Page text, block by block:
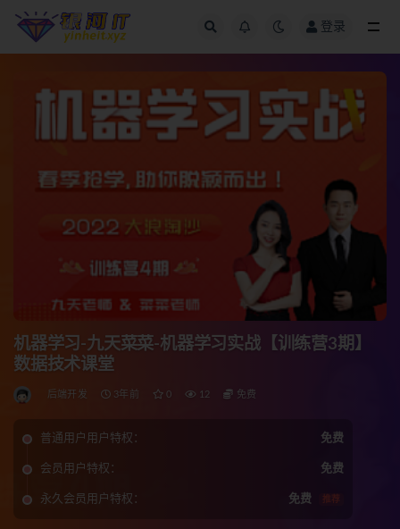
登录
机器学习-九天菜菜-机器学习实战【训练营3期】
数据技术课堂
后端开发 3年前 0 12 免费
普通用户用户特权： 免费
会员用户特权： 免费
永久会员用户特权： 免费 推荐